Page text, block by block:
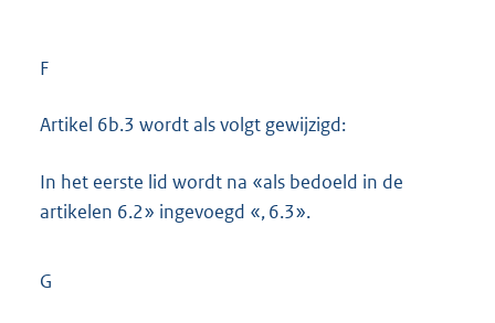
F
Artikel 6b.3 wordt als volgt gewijzigd:
In het eerste lid wordt na «als bedoeld in de
artikelen 6.2» ingevoegd «, 6.3».
G